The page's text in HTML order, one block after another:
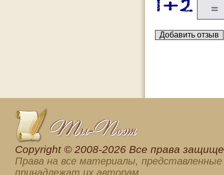
Сopyright © 2008-2026 Все права
Права на все материалы, представленные
принадлежат их авторам